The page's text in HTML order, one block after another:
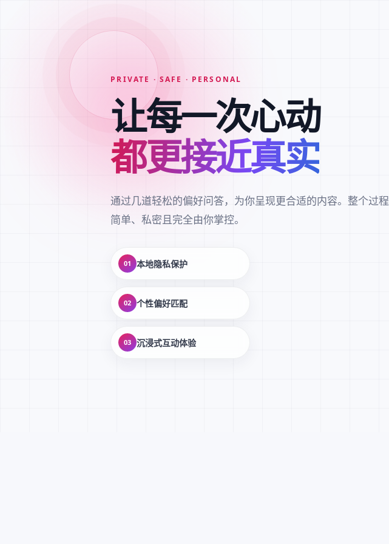
PRIVATE · SAFE · PERSONAL
让每一次心动
都更接近真实
通过几道轻松的偏好问答，为你呈现更合适的内容。整个过程
简单、私密且完全由你掌控。
01 本地隐私保护
02 个性偏好匹配
03 沉浸式互动体验